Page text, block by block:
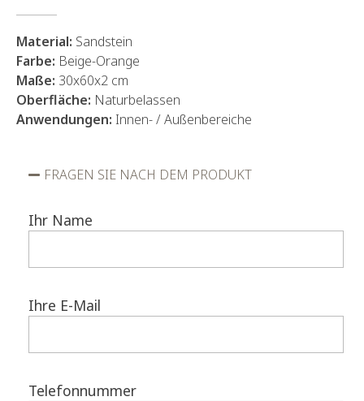
Material: Sandstein
Farbe: Beige-Orange
Maße: 30x60x2 cm
Oberfläche: Naturbelassen
Anwendungen: Innen- / Außenbereiche
FRAGEN SIE NACH DEM PRODUKT
Ihr Name
Ihre E-Mail
Telefonnummer